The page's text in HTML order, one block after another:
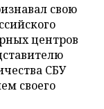
свою
центров
СБУ
своего